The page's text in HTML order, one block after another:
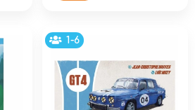
1-6